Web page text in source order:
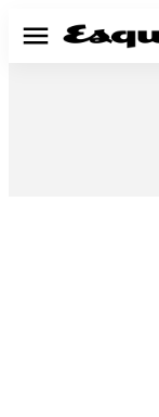
Menú